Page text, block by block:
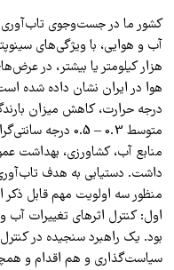
کشور ما در جست‌وجوی تاب‌آوری
آب و هوایی، با ویژگی‌های
هزار کیلومتر یا بیشتر، در
هوا در ایران نشان داده شده
درجه حرارت، کاهش میزان
متوسط ​​0.3 – 0.5
منابع آب، کشاورزی، بهداشت
داشت. دستیابی به هدف
منظور سه اولویت مهم قابل
اول: کنترل اثرهای تغییرات آب
بود. یک راهبرد سنجیده در
سیاست‌گذاری و هم اقدام و